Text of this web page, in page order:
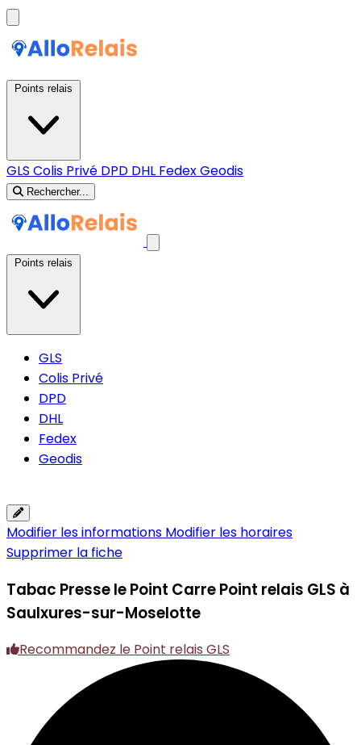
GLS Colis Privé DPD DHL FedexGeodis
Rechercher...
GLS
Colis Privé
DPD
DHL
Fedex
Geodis
Modifier les informations Modifier les horaires
Supprimer la fiche
Tabac Presse le Point CarrePoint relais GLS à
Saulxures-sur-Moselotte
Recommandez le Point relais GLS